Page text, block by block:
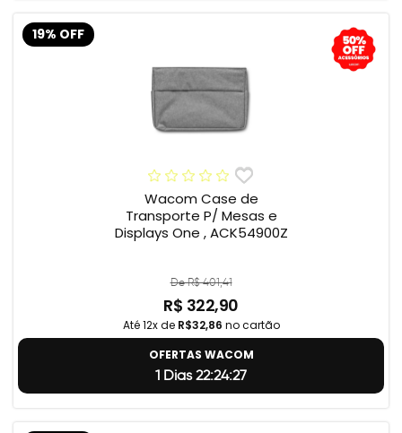
19% OFF
Wacom Case de
Transporte P/ Mesas e
Displays One , ACK54900Z
De R$ 401,41
R$ 322,90
Até 12x de R$32,86 no cartão
OFERTAS WACOM
1 Dias 22:24:26